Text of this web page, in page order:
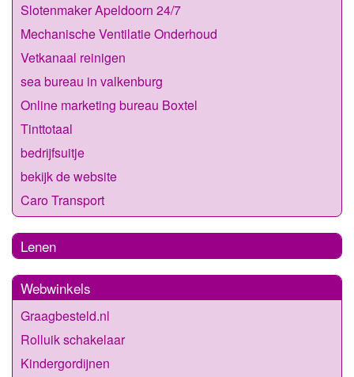
Slotenmaker Apeldoorn 24/7
Mechanische Ventilatie Onderhoud
Vetkanaal reinigen
sea bureau in valkenburg
Online marketing bureau Boxtel
Tinttotaal
bedrijfsuitje
bekijk de website
Caro Transport
Lenen
Webwinkels
Graagbesteld.nl
Rolluik schakelaar
Kindergordijnen